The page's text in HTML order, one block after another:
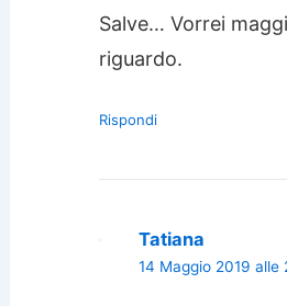
Salve… Vorrei
riguardo.
Rispondi
Tatiana
14 Maggio 2019 alle